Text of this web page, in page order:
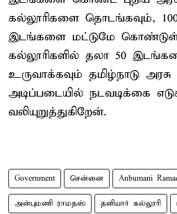
கல்லூரிகளை தொடங்கவும், 100
இடங்களை மட்டுமே
கல்லூரிகளில் தலா 50
உருவாக்கவும் தமிழ்நாடு
அடிப்படையில் நடவடிக்கை
வலியுறுத்துகிறேன்.
Government சென்னை Anbumani
அன்புமணி ராமதஸ் தனியார் கல்லூரி